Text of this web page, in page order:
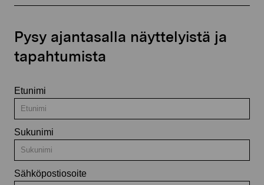
Pysy ajantasalla näyttelyistä ja
tapahtumista
Etunimi
Sukunimi
Sähköpostiosoite